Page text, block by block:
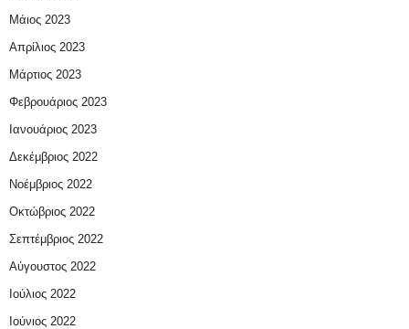
Μάιος 2023
Απρίλιος 2023
Μάρτιος 2023
Φεβρουάριος 2023
Ιανουάριος 2023
Δεκέμβριος 2022
Νοέμβριος 2022
Οκτώβριος 2022
Σεπτέμβριος 2022
Αύγουστος 2022
Ιούλιος 2022
Ιούνιος 2022